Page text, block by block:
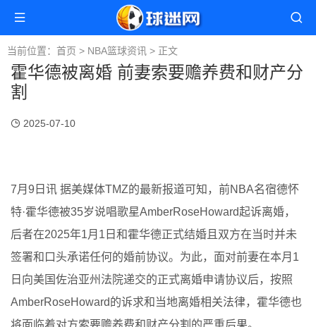
当前位置： 首页 > NBA篮球资讯 > 正文
霍华德被离婚 前妻索要赡养费和财产分
割
2025-07-10
7月9日讯 据美媒体TMZ的最新报道可知，前NBA名宿德怀
特·霍华德被35岁说唱歌星AmberRoseHoward起诉离婚，
后者在2025年1月1日和霍华德正式结婚且双方在当时并未
签署和口头承诺任何的婚前协议。为此，面对前妻在本月1
日向美国佐治亚州法院递交的正式离婚申请协议后，按照
AmberRoseHoward的诉求和当地离婚相关法律，霍华德也
将面临着对方索要赡养费和财产分割的严重后果。